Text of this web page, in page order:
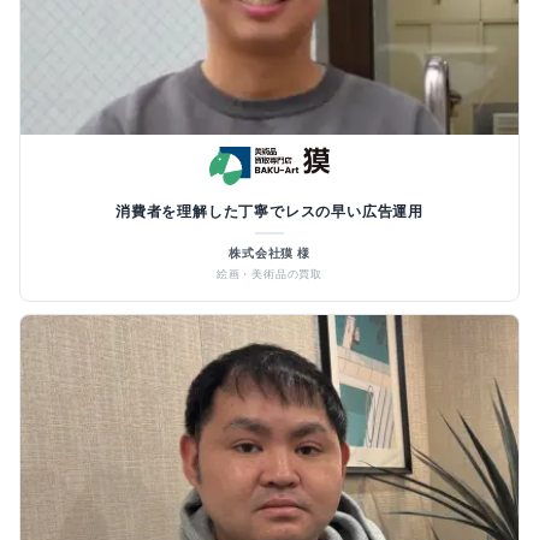
消費者を理解した丁寧でレスの早い広告運用
株式会社獏 様
絵画・美術品の買取